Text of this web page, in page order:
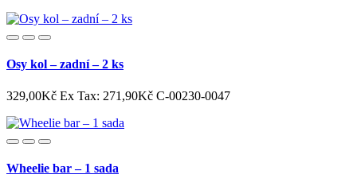
Osy kol – zadní – 2 ks
329,00Kč Ex Tax: 271,90Kč C-00230-0047
Wheelie bar – 1 sada